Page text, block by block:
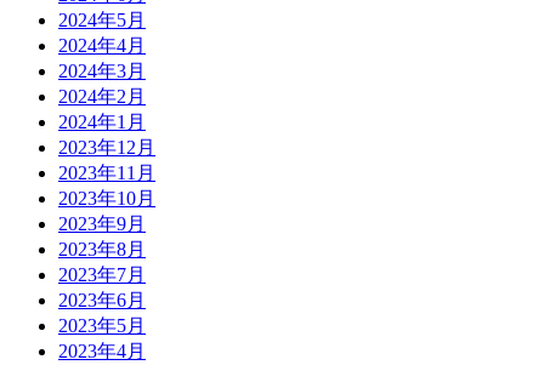
2024年5月
2024年4月
2024年3月
2024年2月
2024年1月
2023年12月
2023年11月
2023年10月
2023年9月
2023年8月
2023年7月
2023年6月
2023年5月
2023年4月